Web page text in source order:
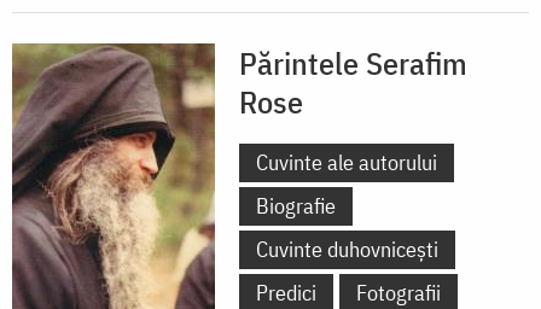
Părintele Serafim
Rose
Cuvinte ale autorului
Biografie
Cuvinte duhovnicești
Predici
Fotografii